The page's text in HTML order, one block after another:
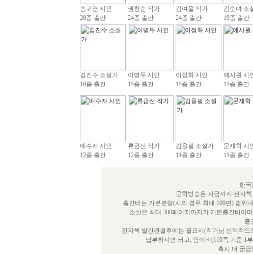
송귀영 시인
28종 출간
권창순 작가
24종 출간
김여울 작가
24종 출간
김순녀 소
19종 출간
김진수 소설가
16종 출간
이병두 시인
15종 출간
이정화 시인
15종 출간
예시원 시
15종 출간
배수자 시인
12종 출간
류금선 작가
12종 출간
김용필 소설가
11종 출간
문재학 시
11종 출간
한국
문학방송은 지금까지 전자
출간비는 기본분량(시의 경우 최대 100편) 범위
소설은 최대 300페이지까지가 기본출간비이
출
전자책 발간완결후에는 필요시(작가님 선택적
납부하시면 되고, 인쇄비(110쪽 기준 1
혹시 더 궁금